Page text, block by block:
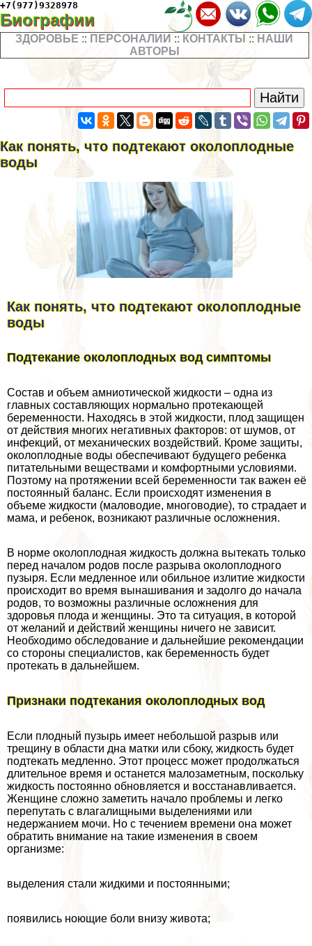
+7(977)9328978
Биографии
ЗДОРОВЬЕ :: ПЕРСОНАЛИИ :: КОНТАКТЫ :: НАШИ
АВТОРЫ
Как понять, что подтекают околоплодные
воды
Как понять, что подтекают околоплодные
воды
Подтекание околоплодных вод симптомы
Состав и объем амниотической жидкости – одна из
главных составляющих нормально протекающей
беременности. Находясь в этой жидкости, плод защищен
от действия многих негативных факторов: от шумов, от
инфекций, от механических воздействий. Кроме защиты,
околоплодные воды обеспечивают будущего ребенка
питательными веществами и комфортными условиями.
Поэтому на протяжении всей беременности так важен её
постоянный баланс. Если происходят изменения в
объеме жидкости (маловодие, многоводие), то страдает и
мама, и ребенок, возникают различные осложнения.
В норме околоплодная жидкость должна вытекать только
перед началом родов после разрыва околоплодного
пузыря. Если медленное или обильное излитие жидкости
происходит во время вынашивания и задолго до начала
родов, то возможны различные осложнения для
здоровья плода и женщины. Это та ситуация, в которой
от желаний и действий женщины ничего не зависит.
Необходимо обследование и дальнейшие рекомендации
со стороны специалистов, как беременность будет
протекать в дальнейшем.
Признаки подтекания околоплодных вод
Если плодный пузырь имеет небольшой разрыв или
трещину в области дна матки или сбоку, жидкость будет
подтекать медленно. Этот процесс может продолжаться
длительное время и останется малозаметным, поскольку
жидкость постоянно обновляется и восстанавливается.
Женщине сложно заметить начало проблемы и легко
перепутать с влагалищными выделениями или
недержанием мочи. Но с течением времени она может
обратить внимание на такие изменения в своем
организме:
выделения стали жидкими и постоянными;
появились ноющие боли внизу живота;